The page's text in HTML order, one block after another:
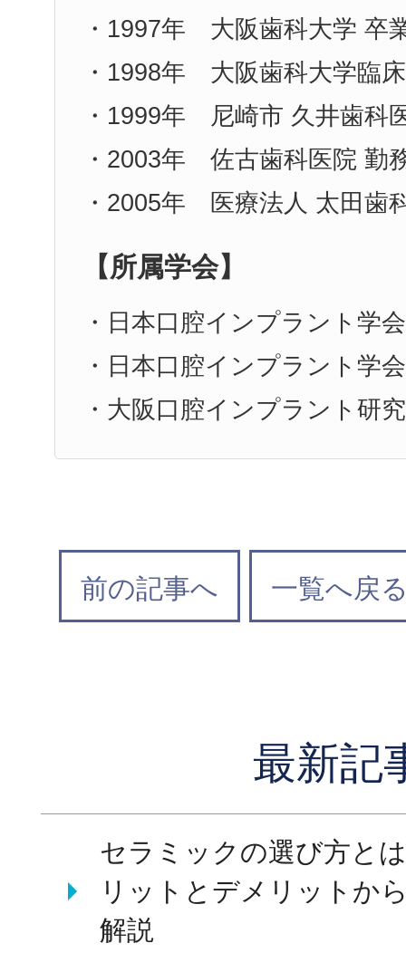
・1997年 大阪歯科大学 卒
・1998年 大阪歯科大学臨
・1999年 尼崎市 久井歯科
・2003年 佐古歯科医院 勤
・2005年 医療法人 太田歯
【所属学会】
・日本口腔インプラント学
・日本口腔インプラント学
・大阪口腔インプラント研
前の記事へ 一覧へ戻
最新記
セラミックの選び方と
リットとデメリットか
解説